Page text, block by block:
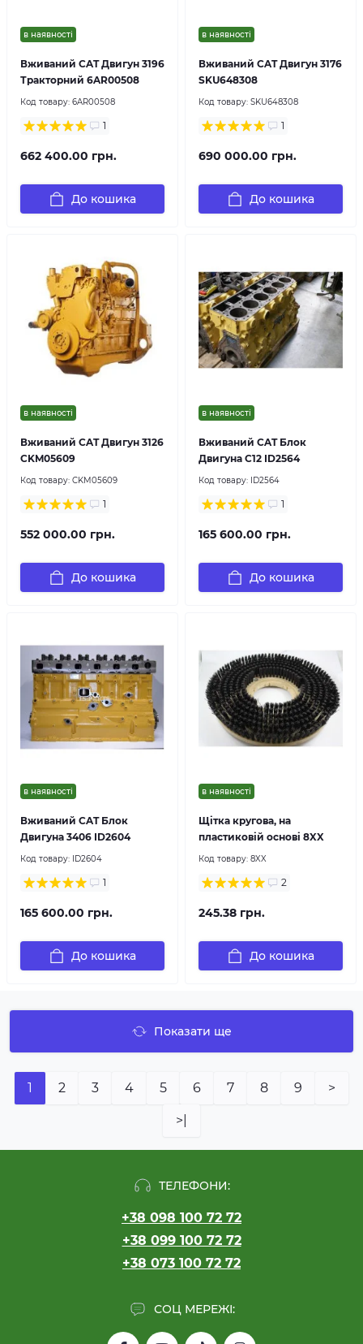
в наявності
Вживаний CAT Двигун 3196
Тракторний 6AR00508
Код товару: 6AR00508
1
662 400.00 грн.
До кошика
в наявності
Вживаний CAT Двигун 3176
SKU648308
Код товару: SKU648308
1
690 000.00 грн.
До кошика
в наявності
Вживаний CAT Двигун 3126
CKM05609
Код товару: CKM05609
1
552 000.00 грн.
До кошика
в наявності
Вживаний CAT Блок
Двигуна C12 ID2564
Код товару: ID2564
1
165 600.00 грн.
До кошика
в наявності
Вживаний CAT Блок
Двигуна 3406 ID2604
Код товару: ID2604
1
165 600.00 грн.
До кошика
в наявності
Щітка кругова, на
пластиковій основі 8XX
Код товару: 8XX
2
245.38 грн.
До кошика
Показати ще
1 2 3 4 5 6 7 8 9 >
>|
ТЕЛЕФОНИ:
+38 098 100 72 72
+38 099 100 72 72
+38 073 100 72 72
СОЦ МЕРЕЖІ: